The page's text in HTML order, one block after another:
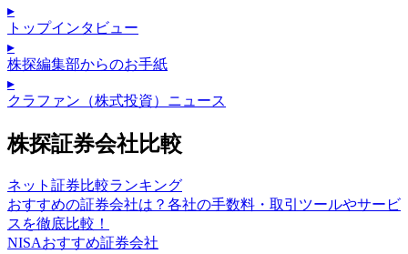
▸
トップインタビュー
▸
株探編集部からのお手紙
▸
クラファン（株式投資）ニュース
株探証券会社比較
ネット証券比較ランキング
おすすめの証券会社は？各社の手数料・取引ツールやサービ
スを徹底比較！
NISAおすすめ証券会社